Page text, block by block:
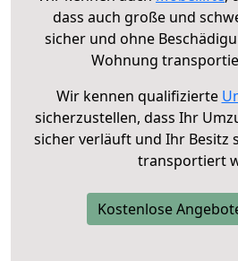
dass auch große und
sicher und ohne
Wohnung
Wir kennen qualifizierte
sicherzustellen, dass Ihr
sicher verläuft und Ihr Besitz
transportiert
Kostenlose